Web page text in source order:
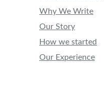
Why We Write
Our Story
How we started
Our Experience